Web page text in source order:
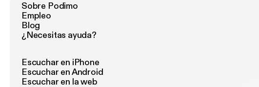
Sobre Podimo
Empleo
Blog
¿Necesitas ayuda?
Escuchar en iPhone
Escuchar en Android
Escuchar en la web